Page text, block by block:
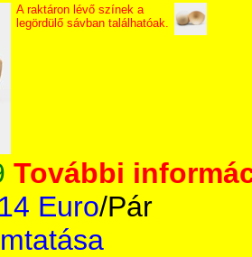
A raktáron lévő színek a
legördülő sávban találhatóak.
További
Euro/Pár